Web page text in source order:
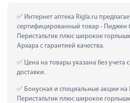
Интернет аптека Rigla.ru
сертифицированный товар - Пиджен
Перистальтик плюс широкое
Архара с гарантией качества.
Цена на товары указана без учета
доставки.
Бонусная и специальные акции
Перистальтик плюс широкое